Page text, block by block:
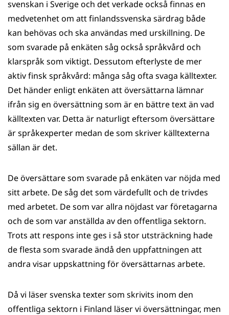
svenskan i Sverige och det verkade också finnas en
medvetenhet om att finlandssvenska särdrag både
kan behövas och ska användas med urskillning. De
som svarade på enkäten såg också språkvård och
klarspråk som viktigt. Dessutom efterlyste de mer
aktiv finsk språkvård: många såg ofta svaga källtexter.
Det händer enligt enkäten att översättarna lämnar
ifrån sig en översättning som är en bättre text än vad
källtexten var. Detta är naturligt eftersom översättare
är språkexperter medan de som skriver källtexterna
sällan är det.
De översättare som svarade på enkäten var nöjda med
sitt arbete. De såg det som värdefullt och de trivdes
med arbetet. De som var allra nöjdast var företagarna
och de som var anställda av den offentliga sektorn.
Trots att respons inte ges i så stor utsträckning hade
de flesta som svarade ändå den uppfattningen att
andra visar uppskattning för översättarnas arbete.
Då vi läser svenska texter som skrivits inom den
offentliga sektorn i Finland läser vi översättningar, men